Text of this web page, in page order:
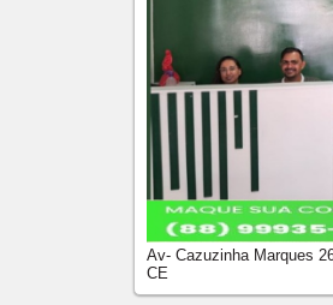
Av- Cazuzinha Marques
CE